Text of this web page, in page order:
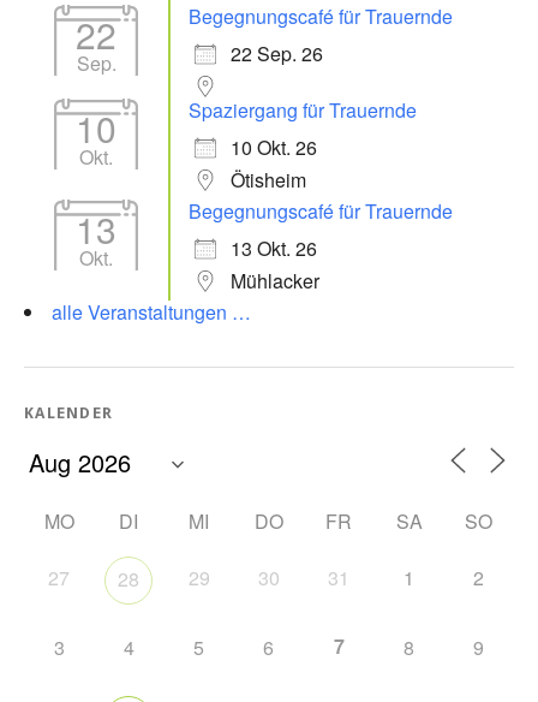
22
Sep.
Begegnungscafé für Trauernde
22 Sep. 26
10
Okt.
Spaziergang für Trauernde
10 Okt. 26
Ötisheim
13
Okt.
Begegnungscafé für Trauernde
13 Okt. 26
Mühlacker
alle Veranstaltungen …
KALENDER
MO DI MI DO FR SA SO
27 28 29 30 31 1 2
3 4 5 6 7 8 9